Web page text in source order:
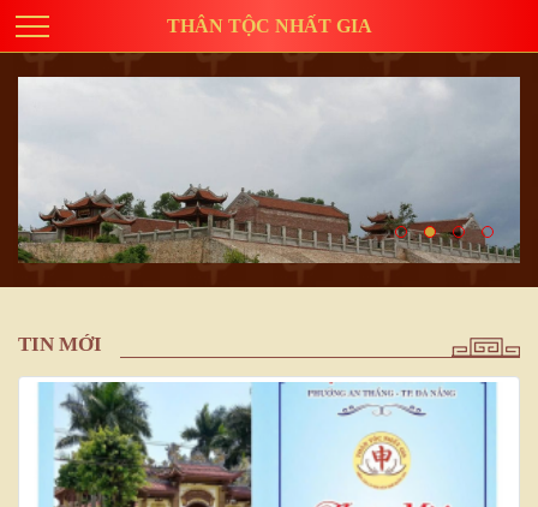
THÂN TỘC NHẤT GIA
TIN MỚI